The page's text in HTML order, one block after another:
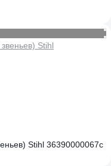
Stihl 36390000067с